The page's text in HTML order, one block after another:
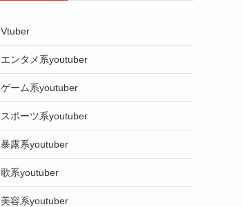
Vtuber
エンタメ系youtuber
ゲーム系youtuber
スポーツ系youtuber
暴露系youtuber
歌系youtuber
美容系youtuber